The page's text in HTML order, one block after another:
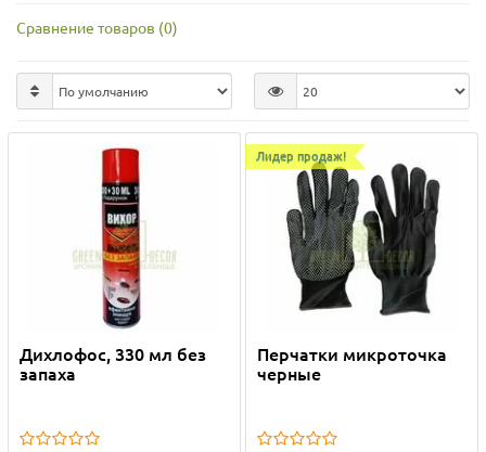
Сравнение товаров (0)
Дихлофос, 330 мл без
запаха
Лидер продаж!
Перчатки микроточка
черные